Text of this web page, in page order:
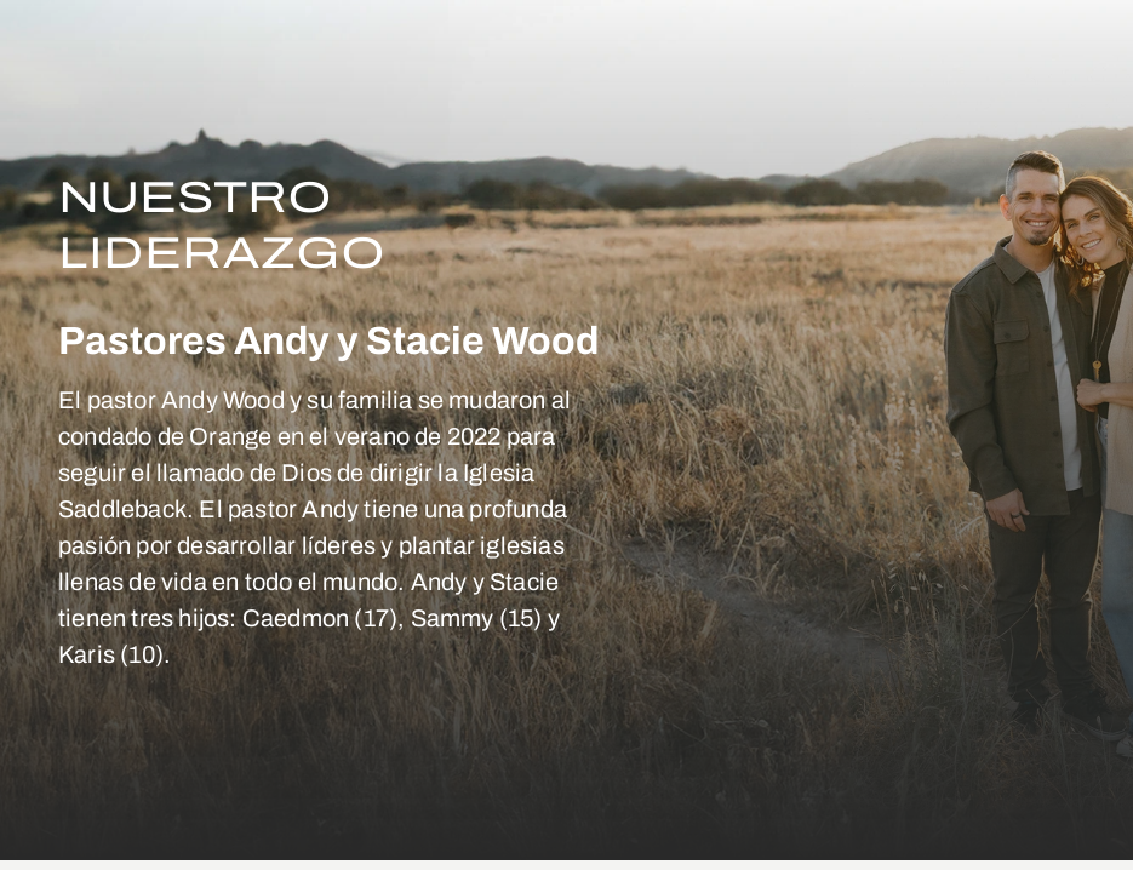
NUESTRO
LIDERAZGO
Pastores Andy y Stacie Wood
El pastor Andy Wood y su familia se mudaron al
condado de Orange en el verano de 2022 para
seguir el llamado de Dios de dirigir la Iglesia
Saddleback. El pastor Andy tiene una profunda
pasión por desarrollar líderes y plantar iglesias
llenas de vida en todo el mundo. Andy y Stacie
tienen tres hijos: Caedmon (17), Sammy (15) y
Karis (10).